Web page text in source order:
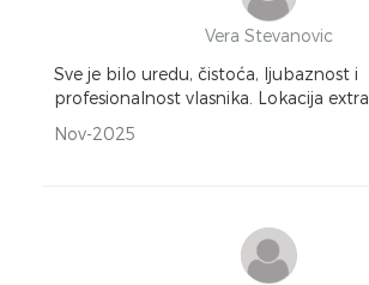
Vera Stevanovic
Sve je bilo uredu, čistoća, ljubaznost i
profesionalnost vlasnika. Lokacija extra.
Nov-2025